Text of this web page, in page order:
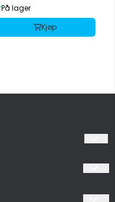
På lager
Kjøp